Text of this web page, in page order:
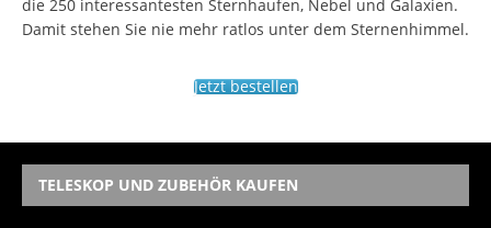
die 250 interessantesten Sternhaufen, Nebel und Galaxien.
Damit stehen Sie nie mehr ratlos unter dem Sternenhimmel.
Jetzt bestellen
TELESKOP UND ZUBEHÖR KAUFEN